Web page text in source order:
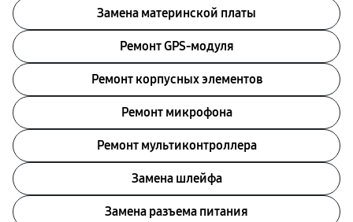
Замена материнской платы
Ремонт GPS-модуля
Ремонт корпусных элементов
Ремонт микрофона
Ремонт мультиконтроллера
Замена шлейфа
Замена разъема питания